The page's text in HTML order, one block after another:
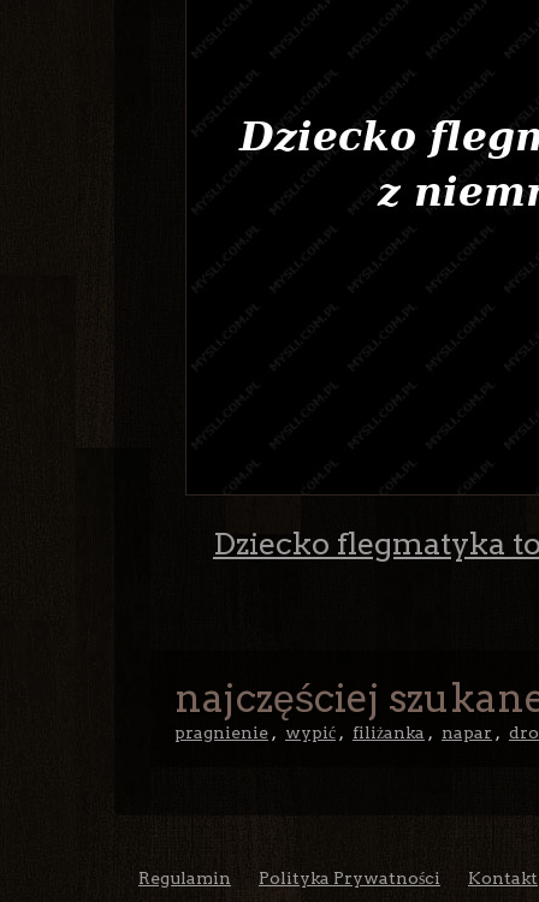
Dziecko flegmatyka
najczęściej
pragnienie , wypić , filiżanka , napar ,
Regulamin Polityka Prywatności Kontakt